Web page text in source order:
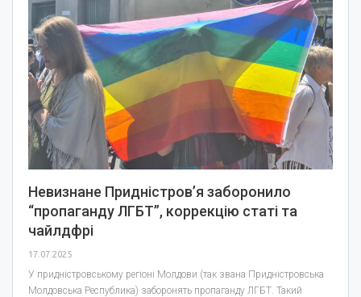
Невизнане Придністровʼя заборонило
“пропаганду ЛГБТ”, коррекцію статі та
чайлдфрі
17.07.2025
У придністровському регіоні Молдови (так звана Придністровська
Молдовська Республика) заборонять пропаганду ЛГБТ. Такий